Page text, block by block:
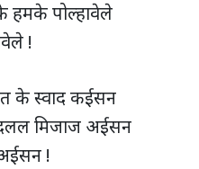
हमके पोल्हावेले
!
के स्वाद कईसन
मिजाज अईसन
!